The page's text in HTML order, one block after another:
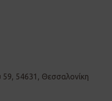
59, 54631, Θεσσαλονίκη